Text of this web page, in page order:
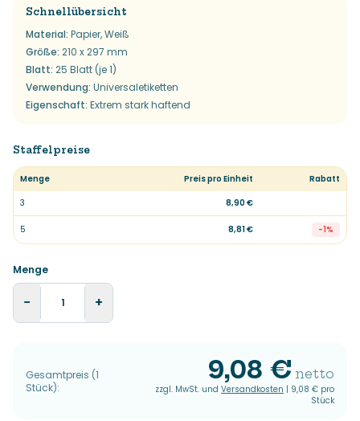
Schnellübersicht
Material: Papier, Weiß
Größe: 210 x 297 mm
Blatt: 25 Blatt (je 1)
Verwendung: Universaletiketten
Eigenschaft: Extrem stark haftend
Staffelpreise
Menge Preis pro Einheit
Rabatt
3
8,90 €
5 8,81 € -1%
Menge
− +
Gesamtpreis (1
Stück):
9,08 € netto
zzgl. MwSt. und Versandkosten | 9,08 € pro
Stück